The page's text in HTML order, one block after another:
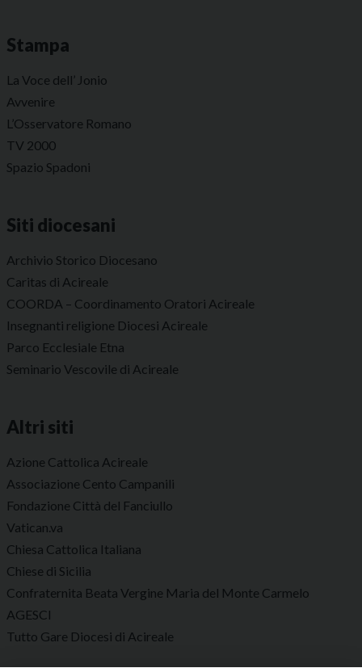
Stampa
La Voce dell’ Jonio
Avvenire
L’Osservatore Romano
TV 2000
Spazio Spadoni
Siti diocesani
Archivio Storico Diocesano
Caritas di Acireale
COORDA – Coordinamento Oratori Acireale
Insegnanti religione Diocesi Acireale
Parco Ecclesiale Etna
Seminario Vescovile di Acireale
Altri siti
Azione Cattolica Acireale
Associazione Cento Campanili
Fondazione Città del Fanciullo
Vatican.va
Chiesa Cattolica Italiana
Chiese di Sicilia
Confraternita Beata Vergine Maria del Monte Carmelo
AGESCI
Tutto Gare Diocesi di Acireale